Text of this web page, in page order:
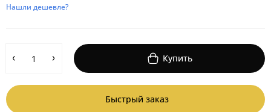
Нашли дешевле?
Купить
Быстрый заказ